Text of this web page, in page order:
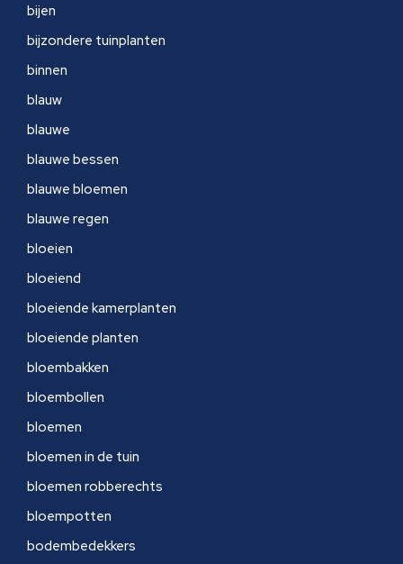
bijen
bijzondere tuinplanten
binnen
blauw
blauwe
blauwe bessen
blauwe bloemen
blauwe regen
bloeien
bloeiend
bloeiende kamerplanten
bloeiende planten
bloembakken
bloembollen
bloemen
bloemen in de tuin
bloemen robberechts
bloempotten
bodembedekkers